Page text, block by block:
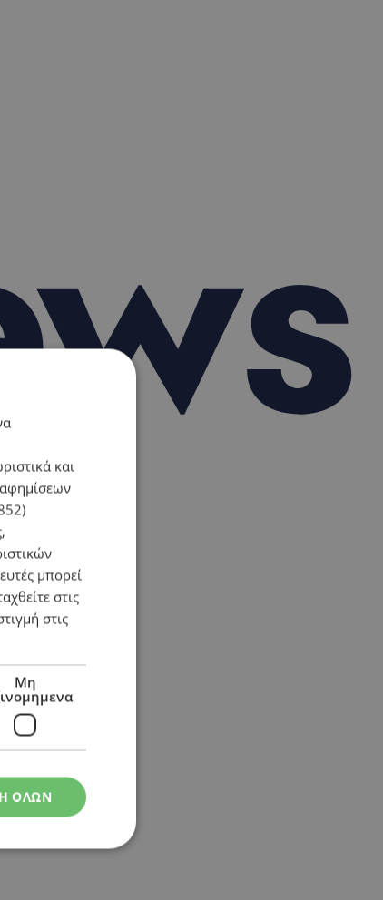
και
μπορεί
στις
στις
Μη
ΟΛΩΝ